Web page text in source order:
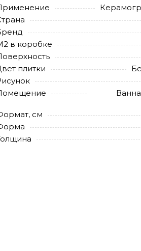
в коробке
плитки
см